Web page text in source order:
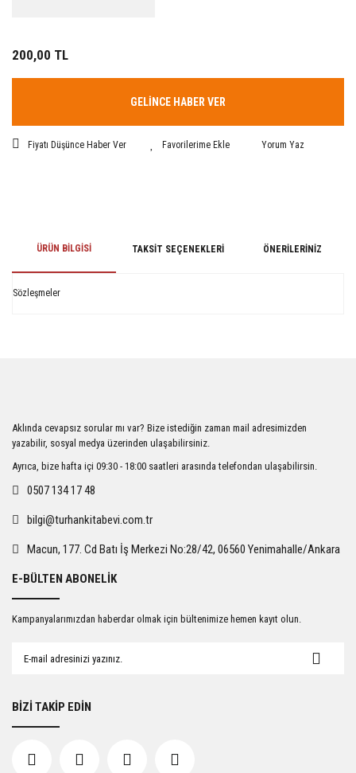
200,00 TL
GELİNCE HABER VER
Fiyatı Düşünce Haber Ver Yorum Yaz
ÜRÜN BILGISI TAKSIT SEÇENEKLERI ÖNERILERINIZ
Sözleşmeler
Ürün açıklamasında eksik bilgiler bulunuyor.
Ürün bilgilerinde hatalar bulunuyor.
Ürün fiyatı diğer sitelerden daha pahalı.
Gönder
Aklında cevapsız sorular mı var? Bize istediğin zaman mail adresimizden
yazabilir, sosyal medya üzerinden ulaşabilirsiniz.
Ayrıca, bize hafta içi 09:30 - 18:00 saatleri arasında telefondan ulaşabilirsin.
0507 134 17 48
bilgi@turhankitabevi.com.tr
Macun, 177. Cd Batı İş Merkezi No:28/42, 06560 Yenimahalle/Ankara
E-BÜLTEN ABONELİK
Kampanyalarımızdan haberdar olmak için bültenimize hemen kayıt olun.
BİZİ TAKİP EDİN